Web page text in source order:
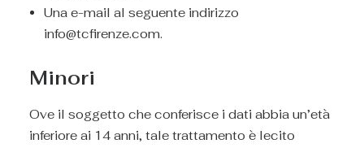
Una e-mail al seguente indirizzo
info@tcfirenze.com.
Minori
Ove il soggetto che conferisce i dati abbia un’età
inferiore ai 14 anni, tale trattamento è lecito